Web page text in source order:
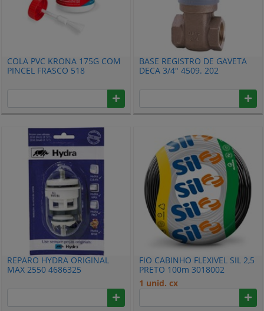
COLA PVC KRONA 175G COM
PINCEL FRASCO 518
BASE REGISTRO DE GAVETA
DECA 3/4" 4509. 202
REPARO HYDRA ORIGINAL
MAX 2550 4686325
FIO CABINHO FLEXIVEL SIL 2,5
PRETO 100m 3018002
1 unid. cx